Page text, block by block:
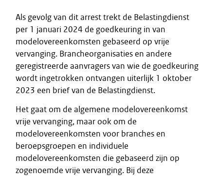
Als gevolg van dit arrest trekt de Belastingdienst
per 1 januari 2024 de goedkeuring in van
modelovereenkomsten gebaseerd op vrije
vervanging. Brancheorganisaties en andere
geregistreerde aanvragers van wie de goedkeuring
wordt ingetrokken ontvangen uiterlijk 1 oktober
2023 een brief van de Belastingdienst.
Het gaat om de algemene modelovereenkomst
vrije vervanging, maar ook om de
modelovereenkomsten voor branches en
beroepsgroepen en individuele
modelovereenkomsten die gebaseerd zijn op
zogenoemde vrije vervanging. Bij deze